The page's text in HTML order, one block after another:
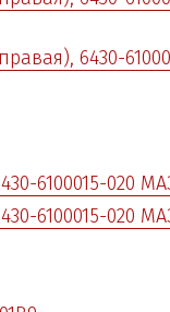
6430-
6100015-020
6100015-020